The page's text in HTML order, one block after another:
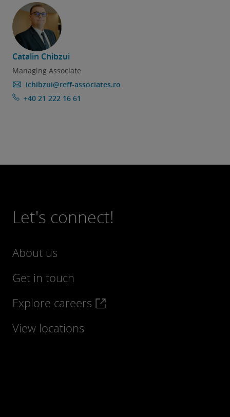
Catalin Chibzui
Managing Associate
ichibzui@reff-associates.ro
+40 21 222 16 61
Let's connect!
About us
Get in touch
Explore careers
View locations